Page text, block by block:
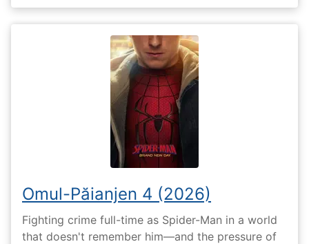
Omul-Păianjen 4 (2026)
Fighting crime full-time as Spider-Man in a world
that doesn't remember him—and the pressure of